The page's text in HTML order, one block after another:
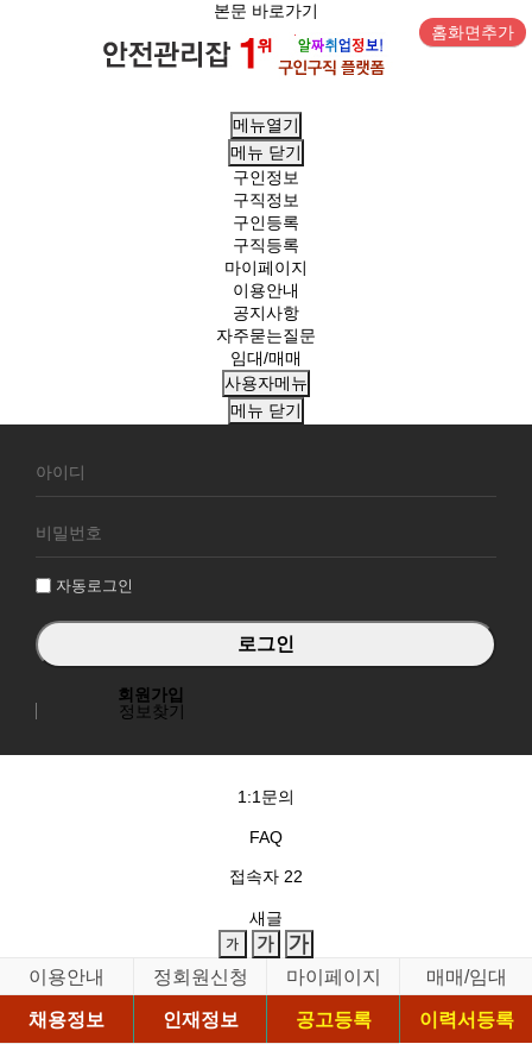
본문 바로가기
홈화면추가
메뉴열기
메뉴 닫기
구인정보
구직정보
구인등록
구직등록
마이페이지
이용안내
공지사항
자주묻는질문
임대/매매
사용자메뉴
메뉴 닫기
원
그
자동로그인
회원가입
정보찾기
1:1문의
FAQ
접속자 22
새글
이용안내 정회원신청 마이페이지
매매/임대
채용정보
인재정보 공고등록
이력서등록